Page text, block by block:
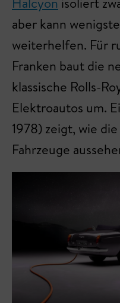
aber kann
weiterhelfen. Für
Franken baut die
klassische Rolls-
Elektroautos um.
1978) zeigt, wie
Fahrzeuge